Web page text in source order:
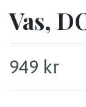
Vas,
949 kr